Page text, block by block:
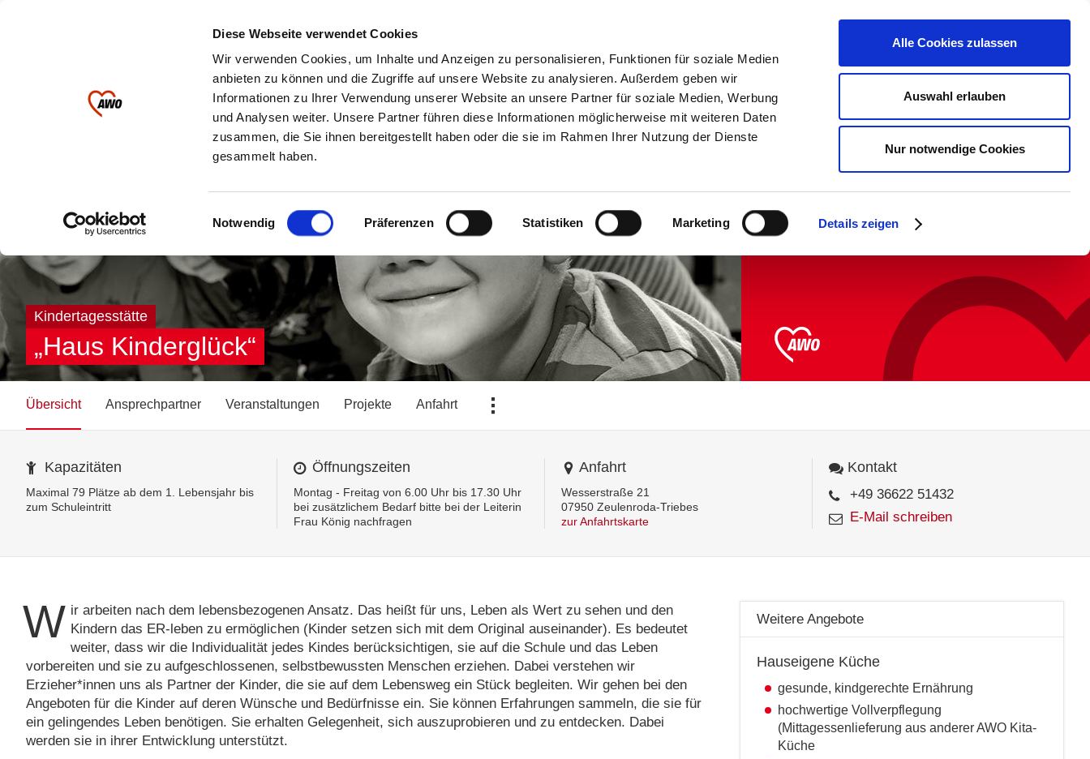
Diese Webseite verwendet Cookies
Wir verwenden Cookies, um Inhalte und Anzeigen zu personalisieren, Funktionen für soziale Medien
anbieten zu können und die Zugriffe auf unsere Website zu analysieren. Außerdem geben wir
Informationen zu Ihrer Verwendung unserer Website an unsere Partner für soziale Medien, Werbung
und Analysen weiter. Unsere Partner führen diese Informationen möglicherweise mit weiteren Daten
zusammen, die Sie ihnen bereitgestellt haben oder die sie im Rahmen Ihrer Nutzung der Dienste
gesammelt haben.
Einwilligungsauswahl
Notwendig Präferenzen Statistiken Marketing Details zeigen
Alle Cookies zulassen
Auswahl erlauben
Nur notwendige Cookies
Schriftgröße
Einrichtungen
Kinder & Jugendliche Pflege Wohnen & Begegnung Weitere Angebote Über uns
Kindertagesstätte
„Haus Kinderglück“
Spielend lernen
Übersicht Ansprechpartner Veranstaltungen Projekte Anfahrt ...
Kapazitäten
Maximal 79 Plätze ab dem 1. Lebensjahr bis
zum Schuleintritt
Öffnungszeiten
Montag - Freitag von 6.00 Uhr bis 17.30 Uhr
bei zusätzlichem Bedarf bitte bei der Leiterin
Frau König nachfragen
Anfahrt
Wesserstraße 21
07950 Zeulenroda-Triebes
zur Anfahrtskarte
Kontakt
+49 36622 51432
E-Mail schreiben
W ir arbeiten nach dem lebensbezogenen Ansatz. Das heißt für uns, Leben als Wert zu sehen und den
Kindern das ER-leben zu ermöglichen (Kinder setzen sich mit dem Original auseinander). Es bedeutet
weiter, dass wir die Individualität jedes Kindes berücksichtigen, sie auf die Schule und das Leben
vorbereiten und sie zu aufgeschlossenen, selbstbewussten Menschen erziehen. Dabei verstehen wir
Erzieher*innen uns als Partner der Kinder, die sie auf dem Lebensweg ein Stück begleiten. Wir gehen bei den
Angeboten für die Kinder auf deren Wünsche und Bedürfnisse ein. Sie können Erfahrungen sammeln, die sie für
ein gelingendes Leben benötigen. Sie erhalten Gelegenheit, sich auszuprobieren und zu entdecken. Dabei
werden sie in ihrer Entwicklung unterstützt.
Weitere Angebote
Hauseigene Küche
gesunde, kindgerechte Ernährung
hochwertige Vollverpflegung
(Mittagessenlieferung aus anderer AWO Kita-
Küche